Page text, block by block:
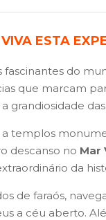
VIVA ESTA
fascinantes do
que marcam
templos
descanso no Mar
da
de faraós,
a céu aberto.